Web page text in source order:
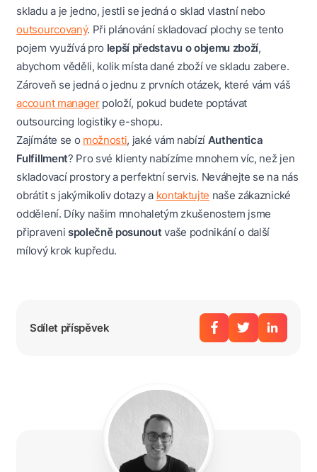
skladu a je jedno, jestli se jedná o sklad vlastní nebo
outsourcovaný. Při plánování skladovací plochy se tento
pojem využívá pro lepší představu o objemu zboží,
abychom věděli, kolik místa dané zboží ve skladu zabere.
Zároveň se jedná o jednu z prvních otázek, které vám váš
account managerpoloží, pokud budete poptávat
outsourcing logistiky e-shopu.
Zajímáte se o možnosti, jaké vám nabízí Authentica
Fulfillment? Pro své klienty nabízíme mnohem víc, než jen
skladovací prostory a perfektní servis. Neváhejte se na nás
obrátit s jakýmikoliv dotazy a kontaktujte naše zákaznické
oddělení. Díky našim mnohaletým zkušenostem jsme
připraveni společně posunout vaše podnikání o další
mílový krok kupředu.
Sdílet příspěvek